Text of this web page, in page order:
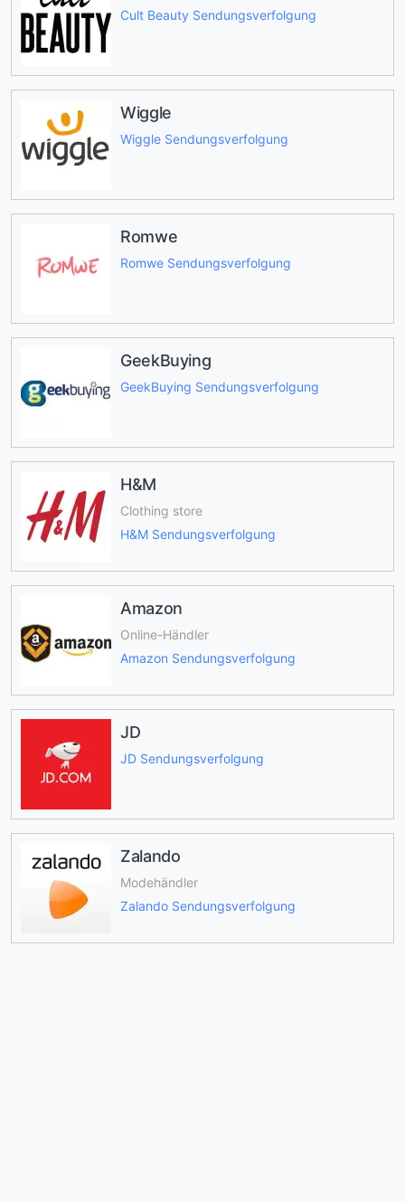
Cult Beauty Sendungsverfolgung
Wiggle
Wiggle Sendungsverfolgung
Romwe
Romwe Sendungsverfolgung
GeekBuying
GeekBuying Sendungsverfolgung
H&M
Clothing store
H&M Sendungsverfolgung
Amazon
Online-Händler
Amazon Sendungsverfolgung
JD
JD Sendungsverfolgung
Zalando
Modehändler
Zalando Sendungsverfolgung